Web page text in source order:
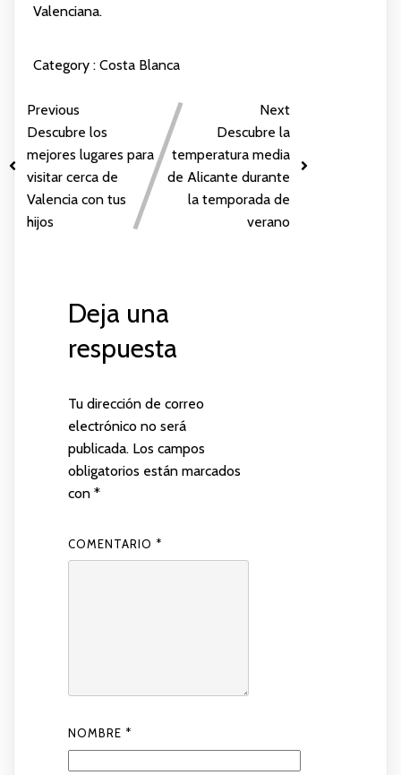
Valenciana.
Category : Costa Blanca
Previous
Descubre los
mejores lugares para
visitar cerca de
Valencia con tus
hijos
Next
Descubre la
temperatura media
de Alicante durante
la temporada de
verano
Deja una
respuesta
Tu dirección de correo
electrónico no será
publicada. Los campos
obligatorios están marcados
con *
COMENTARIO *
NOMBRE *